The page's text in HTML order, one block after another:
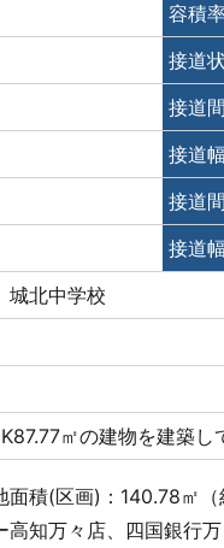
容積
接道
接道
接道
接道
接道
北中学校
㎡の建物を建築し
積(区画)：140.78㎡
知万々店、四国銀行